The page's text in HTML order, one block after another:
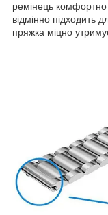
ремінець комфортно
відмінно підходить
пряжка міцно